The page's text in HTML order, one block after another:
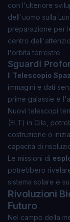
con l'ulteriore
dell'uomo sulla
preparazione per
centro
l'orbita terrestre.
Sguardi
Il Telescopio
immagini e dati
prime galassie e
Nuovi telescopi
(ELT) in Cile,
costruzione o
capacità di
Le missioni di
potrebbero
sistema solare e
Rivoluzioni
Futuro
Nel campo della